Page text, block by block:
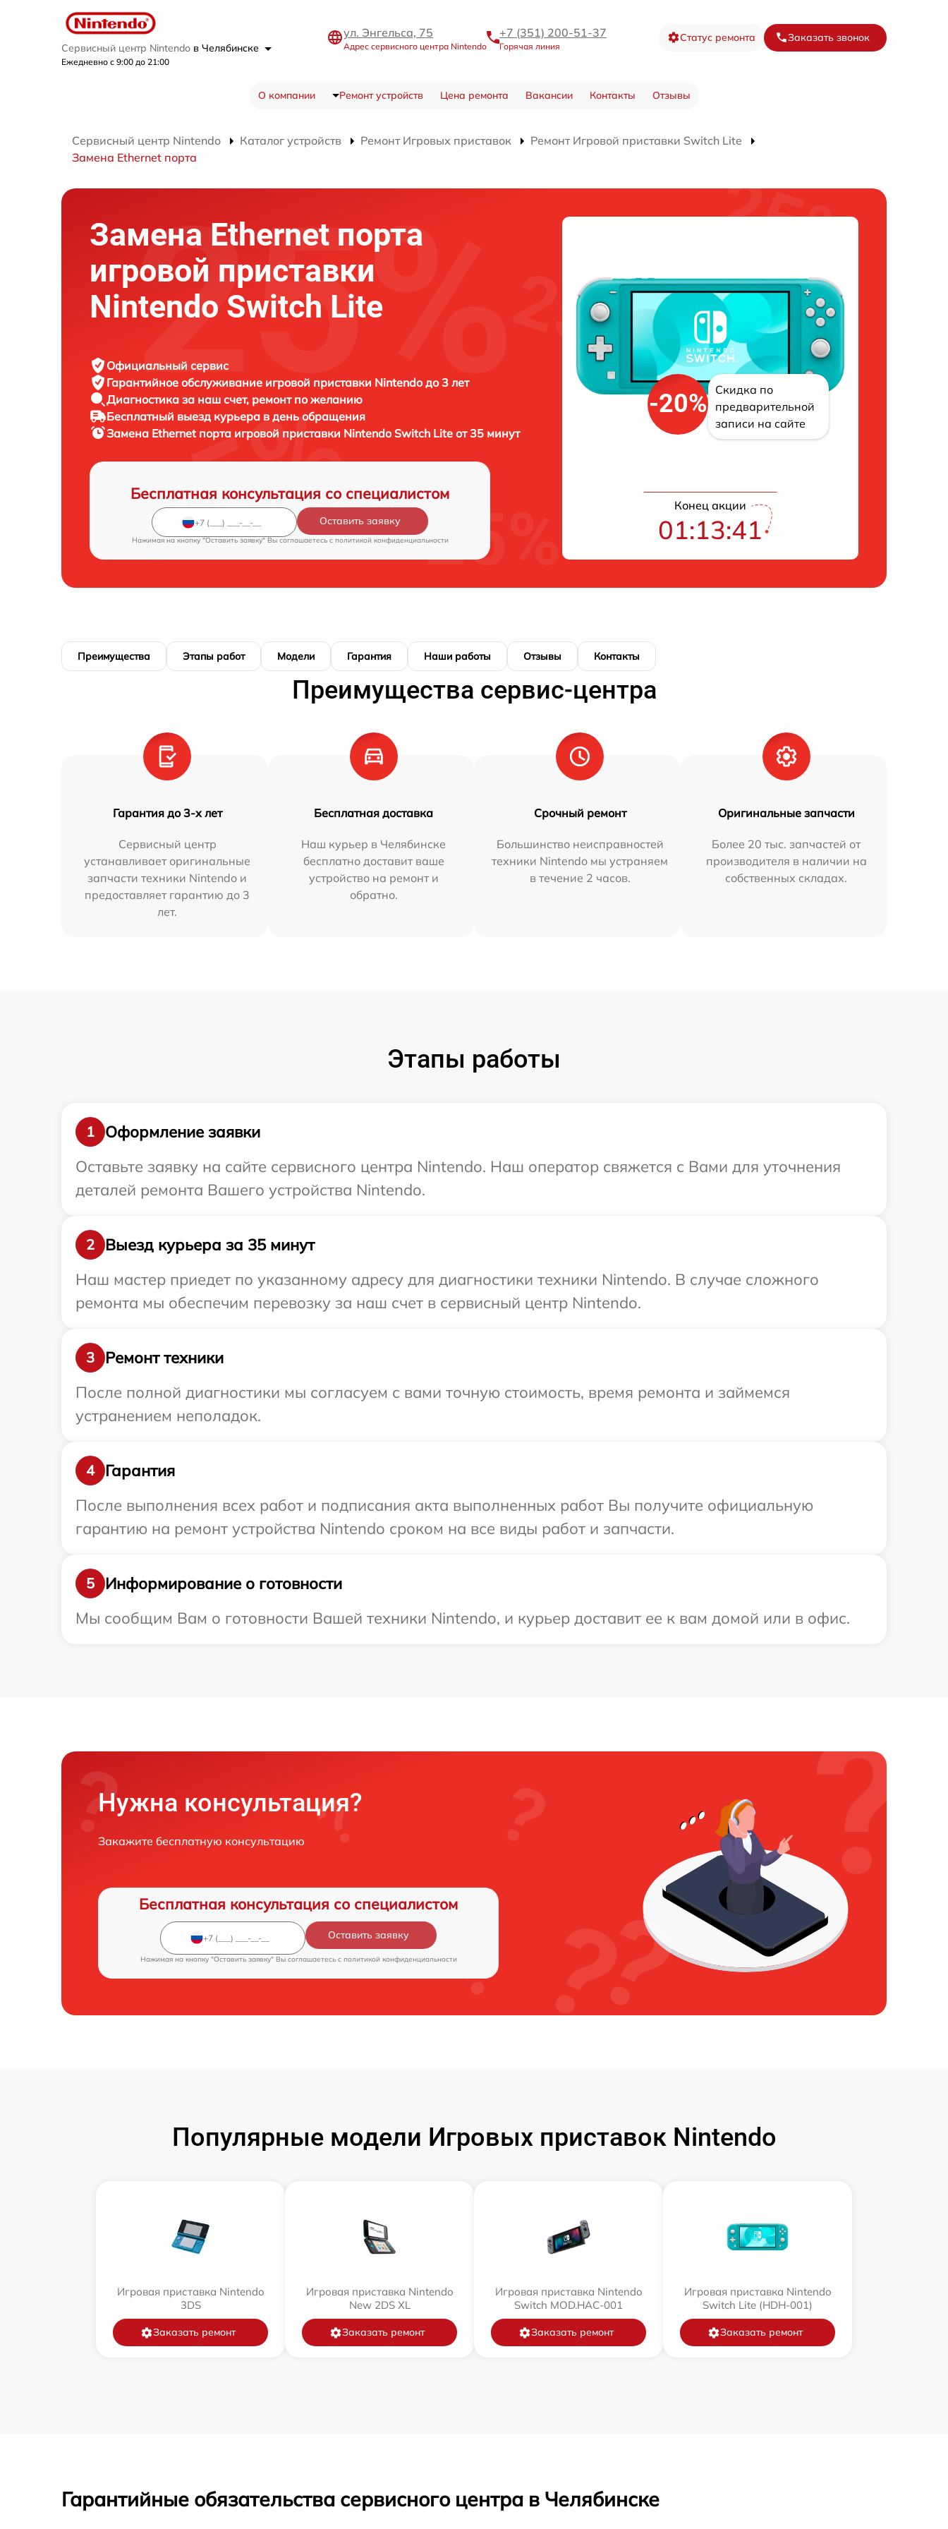
Сервисный центр Nintendo в Челябинске
Ежедневно с 9:00 до 21:00
ул. Энгельса, 75
Адрес сервисного центра Nintendo
+7 (351) 200-51-37
Горячая линия
Статус ремонта Заказать звонок
О компании Ремонт устройств Цена ремонта Вакансии Контакты Отзывы
Сервисный центр Nintendo Каталог устройств Ремонт Игровых приставок
Ремонт Игровой приставки Switch Lite
Замена Ethernet порта
Замена Ethernet порта
игровой приставки
Nintendo Switch Lite
Официальный сервис
Гарантийное обслуживание игровой приставки Nintendo до 3 лет
Диагностика за наш счет, ремонт по желанию
Бесплатный выезд курьера в день обращения
Замена Ethernet порта игровой приставки Nintendo Switch Lite от 35 минут
Бесплатная консультация со специалистом
Оставить заявку
Нажимая на кнопку "Оставить заявку" Вы соглашаетесь c политикой конфиденциальности
-20%
Скидка по
предварительной
записи на сайте
Конец акции
01:13:40
Преимущества Этапы работ Модели Гарантия Наши работы Отзывы Контакты
Преимущества сервис-центра
Гарантия до 3-х лет
Сервисный центр
устанавливает оригинальные
запчасти техники Nintendo и
предоставляет гарантию до 3
лет.
Бесплатная доставка
Наш курьер в Челябинске
бесплатно доставит ваше
устройство на ремонт и
обратно.
Срочный ремонт
Большинство неисправностей
техники Nintendo мы устраняем
в течение 2 часов.
Оригинальные запчасти
Более 20 тыс. запчастей от
производителя в наличии на
собственных складах.
Этапы работы
1
Оформление заявки
Оставьте заявку на сайте сервисного центра Nintendo. Наш оператор свяжется с Вами для уточнения
деталей ремонта Вашего устройства Nintendo.
2
Выезд курьера за 35 минут
Наш мастер приедет по указанному адресу для диагностики техники Nintendo. В случае сложного
ремонта мы обеспечим перевозку за наш счет в сервисный центр Nintendo.
3
Ремонт техники
После полной диагностики мы согласуем с вами точную стоимость, время ремонта и займемся
устранением неполадок.
4
Гарантия
После выполнения всех работ и подписания акта выполненных работ Вы получите официальную
гарантию на ремонт устройства Nintendo сроком на все виды работ и запчасти.
5
Информирование о готовности
Мы сообщим Вам о готовности Вашей техники Nintendo, и курьер доставит ее к вам домой или в офис.
Нужна консультация?
Закажите бесплатную консультацию
Бесплатная консультация со специалистом
Оставить заявку
Нажимая на кнопку "Оставить заявку" Вы соглашаетесь c политикой конфиденциальности
Популярные модели Игровых приставок Nintendo
Игровая приставка Nintendo
3DS
Заказать ремонт
Игровая приставка Nintendo
New 2DS XL
Заказать ремонт
Игровая приставка Nintendo
Switch MOD.HAC-001
Заказать ремонт
Игровая приставка Nintendo
Switch Lite (HDH-001)
Заказать ремонт
Гарантийные обязательства сервисного центра в Челябинске